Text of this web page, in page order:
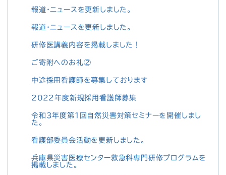
報道・ニュースを更新しました。
報道・ニュースを更新しました。
研修医講義内容を掲載しました！
ご寄附へのお礼②
中途採用看護師を募集しております
2022年度新規採用看護師募集
令和３年度第１回自然災害対策セミナーを開催しまし
た。
看護部委員会活動を更新しました。
兵庫県災害医療センター救急科専門研修プログラムを
掲載しました。